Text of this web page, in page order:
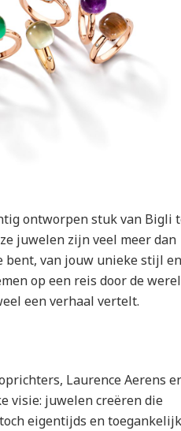
ontworpen stuk van Bigli
juwelen zijn veel meer dan
bent, van jouw unieke stijl en
op een reis door de
een verhaal vertelt.
Laurence Aerens
visie: juwelen creëren die
eigentijds en toegankelijk